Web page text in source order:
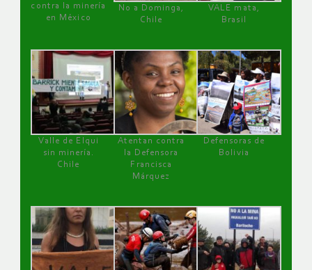
contra la minería
en México
No a Dominga,
Chile
VALE mata,
Brasil
Valle de Elqui
sin minería.
Chile
Atentan contra
la Defensora
Francisca
Márquez
Defensoras de
Bolivia